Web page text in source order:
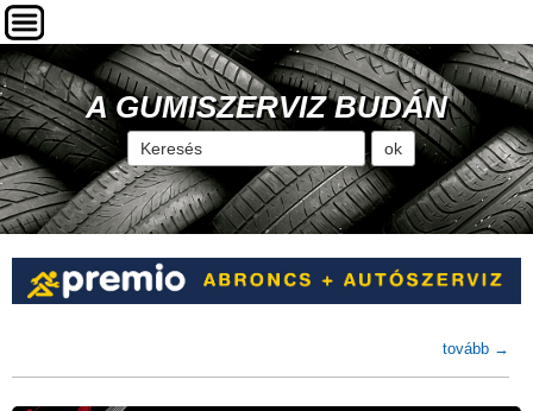
A GUMISZERVIZ BUDÁN
tovább →